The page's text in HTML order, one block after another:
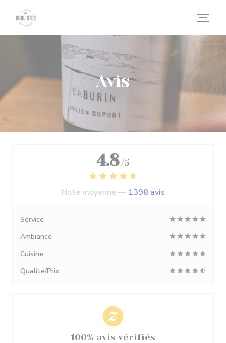
Avis
4.8 /5
Note moyenne — 1398 avis
Service
Ambiance
Cuisine
Qualité/Prix
100% avis vérifiés